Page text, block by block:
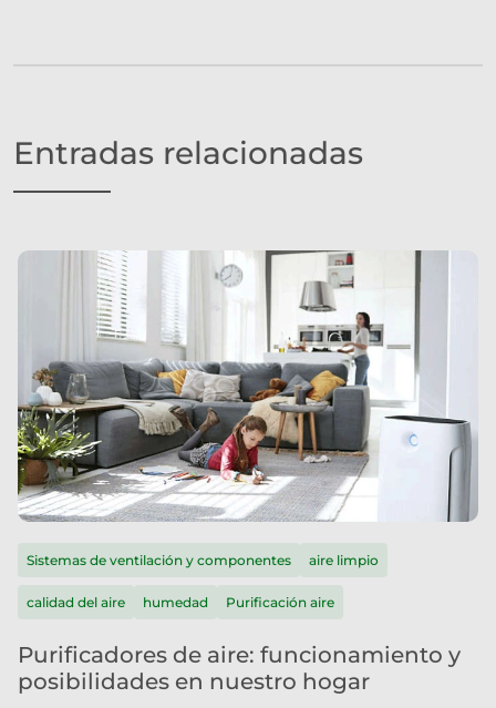
Entradas relacionadas
Sistemas de ventilación y componentes aire limpio
calidad del aire humedad Purificación aire
Purificadores de aire: funcionamiento y
posibilidades en nuestro hogar